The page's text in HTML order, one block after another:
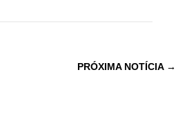
PRÓXIMA NOTÍCIA→